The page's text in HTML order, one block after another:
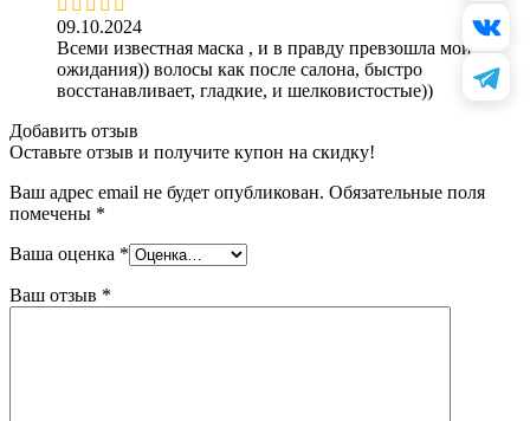
09.10.2024
Всеми известная маска , и в правду превзошла мои
ожидания)) волосы как после салона, быстро
восстанавливает, гладкие, и шелковистостые))
Добавить отзыв
Оставьте отзыв и получите купон на скидку!
Ваш адрес email не будет опубликован. Обязательные поля
помечены *
Ваша оценка *
Ваш отзыв *